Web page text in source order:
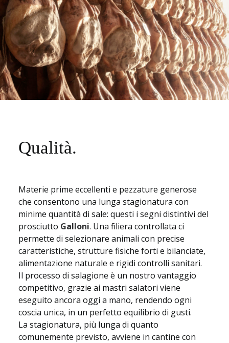
Qualità.
Materie prime eccellenti e pezzature generose
che consentono una lunga stagionatura con
minime quantità di sale: questi i segni distintivi del
prosciutto Galloni. Una filiera controllata ci
permette di selezionare animali con precise
caratteristiche, strutture fisiche forti e bilanciate,
alimentazione naturale e rigidi controlli sanitari.
Il processo di salagione è un nostro vantaggio
competitivo, grazie ai mastri salatori viene
eseguito ancora oggi a mano, rendendo ogni
coscia unica, in un perfetto equilibrio di gusti.
La stagionatura, più lunga di quanto
comunemente previsto, avviene in cantine con